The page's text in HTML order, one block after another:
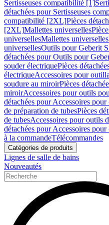
Sertisseuses compatibilité [1]
détachées pour Sertisseuses
compatibilité [2XL]Pièces
[2XL]Mallettes universelles
universellesMallettes universelles
universellesOutils pour Geberit
détachées pour Outils pour
souder électriquePièces
électriqueAccessoires pour
soudure au miroirPièces
miroirAccessoires pour outils
détachées pour Accessoires
de préparation de tubesPièces
de tubesAccessoires pour outils
détachées pour Accessoires
à la commandeTélécommandes
Catégories de produits
Lignes de salle de bains
Nouveautés